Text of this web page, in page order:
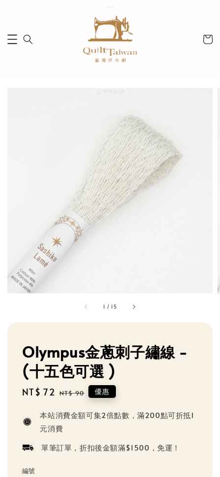
1 / 15
Olympus金蔥刺子繡線 -
(十五色可選 )
Sale
NT$ 72 Regular
NT$ 90 優惠
本站消費金額可集2倍點數，滿200點可折抵1
元消費
單筆訂單，折扣後金額滿$1500，免運！
編號